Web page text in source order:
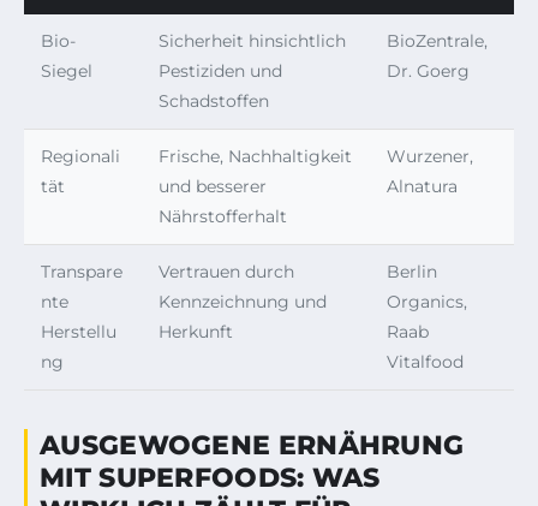
Bio-
Siegel
Sicherheit hinsichtlich
Pestiziden und
Schadstoffen
BioZentrale,
Dr. Goerg
Regionali
tät
Frische, Nachhaltigkeit
und besserer
Nährstofferhalt
Wurzener,
Alnatura
Transpare
nte
Herstellu
ng
Vertrauen durch
Kennzeichnung und
Herkunft
Berlin
Organics,
Raab
Vitalfood
AUSGEWOGENE ERNÄHRUNG
MIT SUPERFOODS: WAS